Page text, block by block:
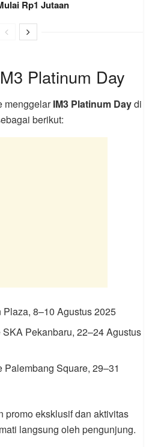
Rp1 Jutaan
Platinum Day
menggelarIM3 Platinum Daydi
berikut:
Plaza, 8–10 Agustus 2025
SKA Pekanbaru, 22–24 Agustus
Palembang Square, 29–31
promo eksklusif dan aktivitas
langsung oleh pengunjung.